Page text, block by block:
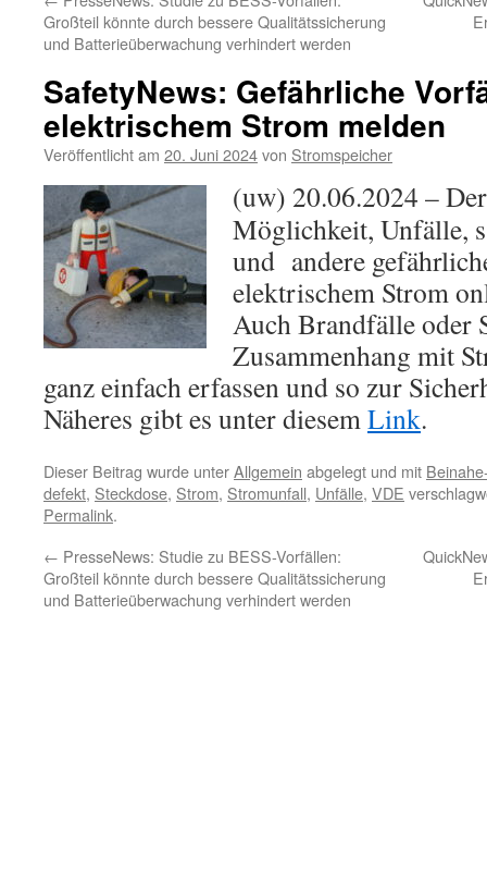
Großteil könnte durch bessere Qualitätssicherung
und Batterieüberwachung verhindert werden
SafetyNews: Gefährliche
elektrischem Strom melden
Veröffentlicht am 20. Juni 2024von Stromspeicher
(uw) 20.06.2024 –
Möglichkeit, Unfälle,
und andere
elektrischem Strom
Auch Brandfälle oder
Zusammenhang mit
ganz einfach erfassen und so zur
Näheres gibt es unter diesemLink.
Dieser Beitrag wurde unterAllgemein abgelegt und mit
defekt, Steckdose, Strom, Stromunfall, Unfälle, VDE
Permalink.
← PresseNews: Studie zu BESS-Vorfällen:
Großteil könnte durch bessere Qualitätssicherung
und Batterieüberwachung verhindert werden